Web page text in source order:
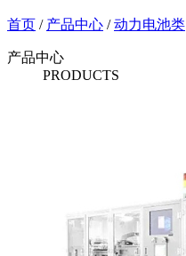
首页 / 产品中心 /动力电池类
产品中心
PRODUCTS